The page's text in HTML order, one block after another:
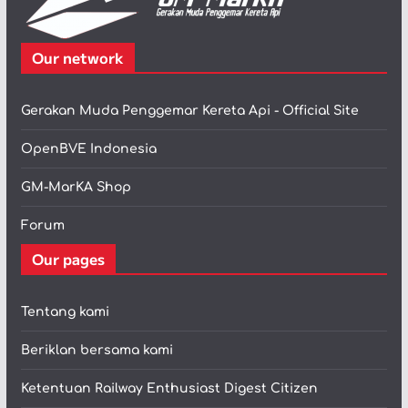
Our network
Gerakan Muda Penggemar Kereta Api - Official Site
OpenBVE Indonesia
GM-MarKA Shop
Forum
Our pages
Tentang kami
Beriklan bersama kami
Ketentuan Railway Enthusiast Digest Citizen